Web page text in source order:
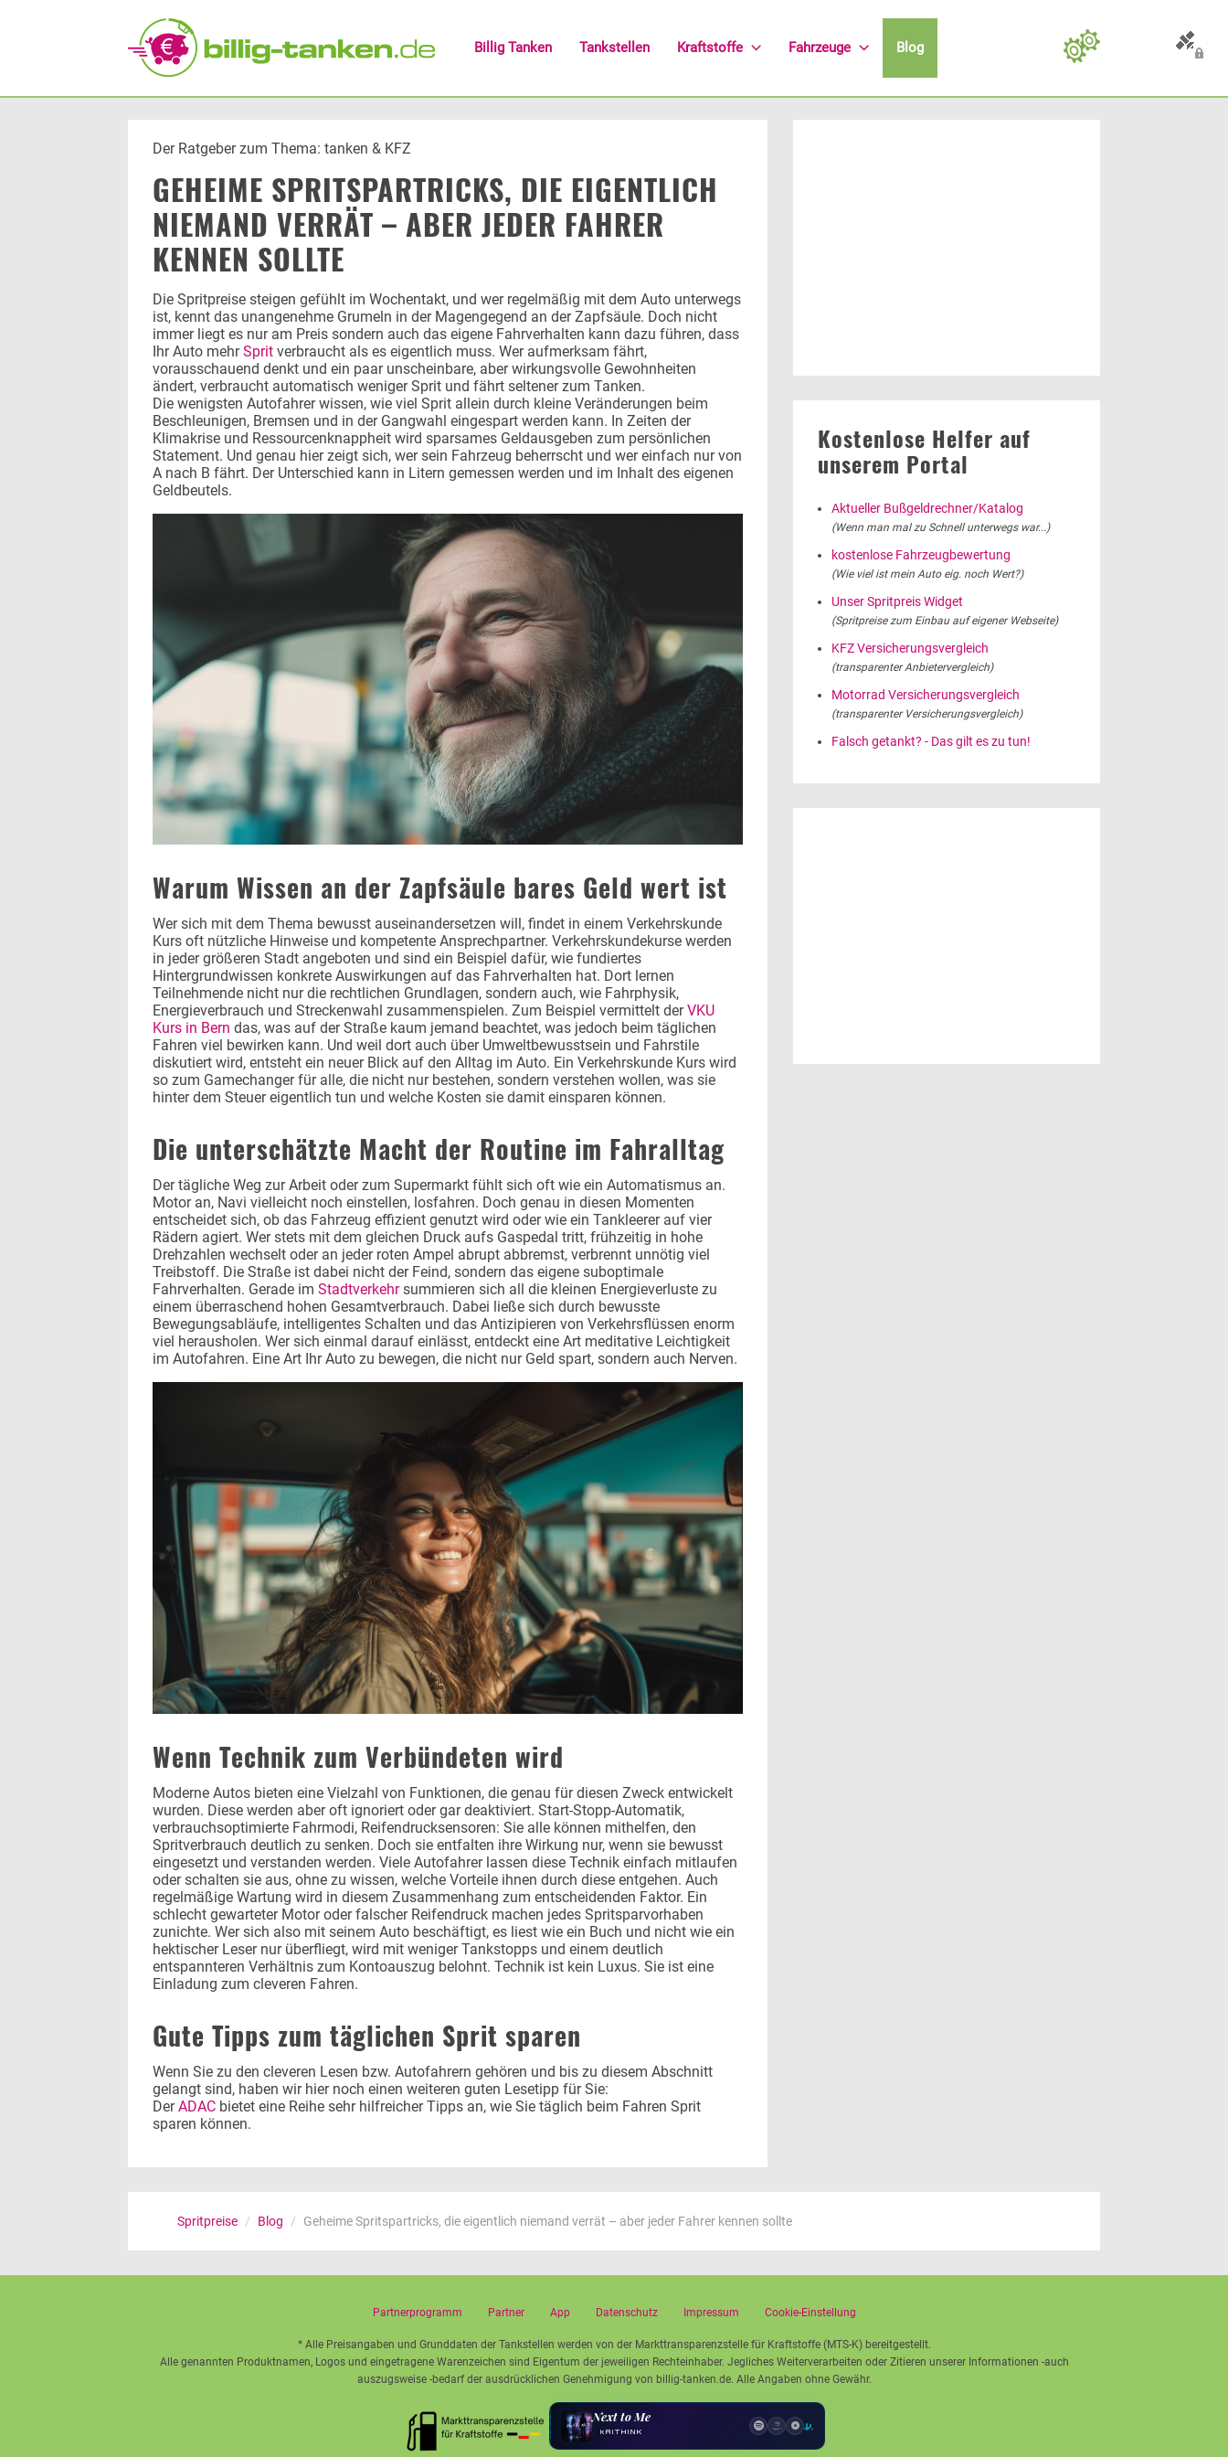
Persönliche Einstellungen
Bevorzugter Kraftstoff
Diesel
Super E5 (95)
Super E10
Suchen Sonstige Angaben Allgemein
Billig Tanken Tankstellen Kraftstoffe Fahrzeuge Blog
Der Ratgeber zum Thema: tanken & KFZ
GEHEIME SPRITSPARTRICKS, DIE EIGENTLICH
NIEMAND VERRÄT – ABER JEDER FAHRER
KENNEN SOLLTE
Die Spritpreise steigen gefühlt im Wochentakt, und wer regelmäßig mit dem Auto unterwegs
ist, kennt das unangenehme Grumeln in der Magengegend an der Zapfsäule. Doch nicht
immer liegt es nur am Preis sondern auch das eigene Fahrverhalten kann dazu führen, dass
Ihr Auto mehrSprit verbraucht als es eigentlich muss. Wer aufmerksam fährt,
vorausschauend denkt und ein paar unscheinbare, aber wirkungsvolle Gewohnheiten
ändert, verbraucht automatisch weniger Sprit und fährt seltener zum Tanken.
Die wenigsten Autofahrer wissen, wie viel Sprit allein durch kleine Veränderungen beim
Beschleunigen, Bremsen und in der Gangwahl eingespart werden kann. In Zeiten der
Klimakrise und Ressourcenknappheit wird sparsames Geldausgeben zum persönlichen
Statement. Und genau hier zeigt sich, wer sein Fahrzeug beherrscht und wer einfach nur von
A nach B fährt. Der Unterschied kann in Litern gemessen werden und im Inhalt des eigenen
Geldbeutels.
Warum Wissen an der Zapfsäule bares Geld wert ist
Wer sich mit dem Thema bewusst auseinandersetzen will, findet in einem Verkehrskunde
Kurs oft nützliche Hinweise und kompetente Ansprechpartner. Verkehrskundekurse werden
in jeder größeren Stadt angeboten und sind ein Beispiel dafür, wie fundiertes
Hintergrundwissen konkrete Auswirkungen auf das Fahrverhalten hat. Dort lernen
Teilnehmende nicht nur die rechtlichen Grundlagen, sondern auch, wie Fahrphysik,
Energieverbrauch und Streckenwahl zusammenspielen. Zum Beispiel vermittelt derVKU
Kurs in Bern das, was auf der Straße kaum jemand beachtet, was jedoch beim täglichen
Fahren viel bewirken kann. Und weil dort auch über Umweltbewusstsein und Fahrstile
diskutiert wird, entsteht ein neuer Blick auf den Alltag im Auto. Ein Verkehrskunde Kurs wird
so zum Gamechanger für alle, die nicht nur bestehen, sondern verstehen wollen, was sie
hinter dem Steuer eigentlich tun und welche Kosten sie damit einsparen können.
Die unterschätzte Macht der Routine im Fahralltag
Der tägliche Weg zur Arbeit oder zum Supermarkt fühlt sich oft wie ein Automatismus an.
Motor an, Navi vielleicht noch einstellen, losfahren. Doch genau in diesen Momenten
entscheidet sich, ob das Fahrzeug effizient genutzt wird oder wie ein Tankleerer auf vier
Rädern agiert. Wer stets mit dem gleichen Druck aufs Gaspedal tritt, frühzeitig in hohe
Drehzahlen wechselt oder an jeder roten Ampel abrupt abbremst, verbrennt unnötig viel
Treibstoff. Die Straße ist dabei nicht der Feind, sondern das eigene suboptimale
Fahrverhalten. Gerade im Stadtverkehrsummieren sich all die kleinen Energieverluste zu
einem überraschend hohen Gesamtverbrauch. Dabei ließe sich durch bewusste
Bewegungsabläufe, intelligentes Schalten und das Antizipieren von Verkehrsflüssen enorm
viel herausholen. Wer sich einmal darauf einlässt, entdeckt eine Art meditative Leichtigkeit
im Autofahren. Eine Art Ihr Auto zu bewegen, die nicht nur Geld spart, sondern auch Nerven.
Wenn Technik zum Verbündeten wird
Moderne Autos bieten eine Vielzahl von Funktionen, die genau für diesen Zweck entwickelt
wurden. Diese werden aber oft ignoriert oder gar deaktiviert. Start-Stopp-Automatik,
verbrauchsoptimierte Fahrmodi, Reifendrucksensoren: Sie alle können mithelfen, den
Spritverbrauch deutlich zu senken. Doch sie entfalten ihre Wirkung nur, wenn sie bewusst
eingesetzt und verstanden werden. Viele Autofahrer lassen diese Technik einfach mitlaufen
oder schalten sie aus, ohne zu wissen, welche Vorteile ihnen durch diese entgehen. Auch
regelmäßige Wartung wird in diesem Zusammenhang zum entscheidenden Faktor. Ein
schlecht gewarteter Motor oder falscher Reifendruck machen jedes Spritsparvorhaben
zunichte. Wer sich also mit seinem Auto beschäftigt, es liest wie ein Buch und nicht wie ein
hektischer Leser nur überfliegt, wird mit weniger Tankstopps und einem deutlich
entspannteren Verhältnis zum Kontoauszug belohnt. Technik ist kein Luxus. Sie ist eine
Einladung zum cleveren Fahren.
Gute Tipps zum täglichen Sprit sparen
Wenn Sie zu den cleveren Lesen bzw. Autofahrern gehören und bis zu diesem Abschnitt
gelangt sind, haben wir hier noch einen weiteren guten Lesetipp für Sie:
DerADAC bietet eine Reihe sehr hilfreicher Tipps an, wie Sie täglich beim Fahren Sprit
sparen können.
Kostenlose Helfer auf
unserem Portal
Aktueller Bußgeldrechner/Katalog
(Wenn man mal zu Schnell unterwegs war...)
kostenlose Fahrzeugbewertung
(Wie viel ist mein Auto eig. noch Wert?)
Unser Spritpreis Widget
(Spritpreise zum Einbau auf eigener Webseite)
KFZ Versicherungsvergleich
(transparenter Anbietervergleich)
Motorrad Versicherungsvergleich
(transparenter Versicherungsvergleich)
Falsch getankt? - Das gilt es zu tun!
Spritpreise / Blog / Geheime Spritspartricks, die eigentlich niemand verrät – aber jeder Fahrer kennen sollte
Partnerprogramm Partner App Datenschutz Impressum Cookie-Einstellung
* Alle Preisangaben und Grunddaten der Tankstellen werden von der Markttransparenzstelle für Kraftstoffe (MTS-K) bereitgestellt.
Alle genannten Produktnamen, Logos und eingetragene Warenzeichen sind Eigentum der jeweiligen Rechteinhaber. Jegliches Weiterverarbeiten oder Zitieren unserer Informationen -auch
auszugsweise -bedarf der ausdrücklichen Genehmigung von billig-tanken.de. Alle Angaben ohne Gewähr.
Next to Me
kAiTHINK